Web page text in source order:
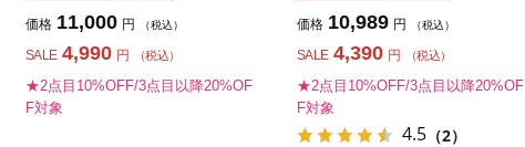
価格 11,000 円 （税込）
SALE 4,990 円 （税込）
★2点目10%OFF/3点目以降20%OF
F対象
価格 10,989 円 （税込）
SALE 4,390 円 （税込）
★2点目10%OFF/3点目以降20%OF
F対象
4.5（2）